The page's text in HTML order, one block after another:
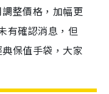
整價格，加幅更
有確認消息，但
保值手袋，大家